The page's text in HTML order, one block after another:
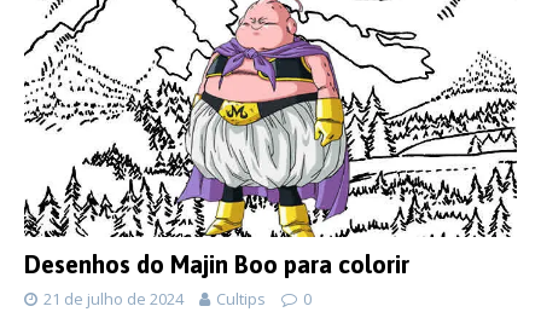
Desenhos do Majin Boo para colorir
21 de julho de 2024 Cultips 0